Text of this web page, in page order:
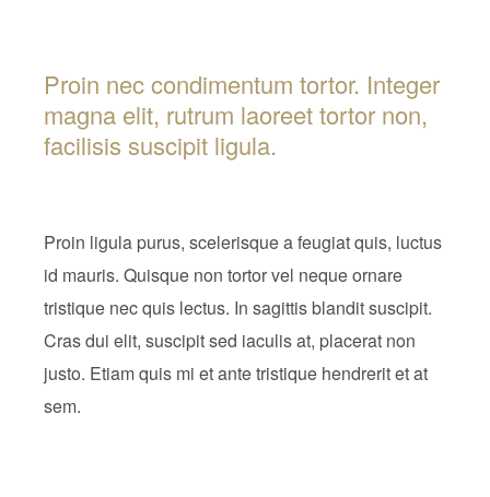
Proin nec condimentum tortor. Integer
magna elit, rutrum laoreet tortor non,
facilisis suscipit ligula.
Proin ligula purus, scelerisque a feugiat quis, luctus
id mauris. Quisque non tortor vel neque ornare
tristique nec quis lectus. In sagittis blandit suscipit.
Cras dui elit, suscipit sed iaculis at, placerat non
justo. Etiam quis mi et ante tristique hendrerit et at
sem.